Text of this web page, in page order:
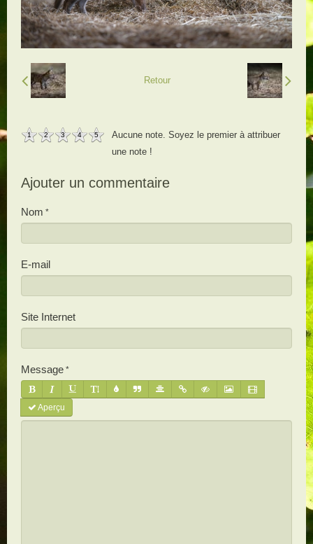
Retour
1 2 3 4 5
Aucune note. Soyez le premier à attribuer
une note !
Ajouter un commentaire
Nom
E-mail
Site Internet
Message
Aperçu